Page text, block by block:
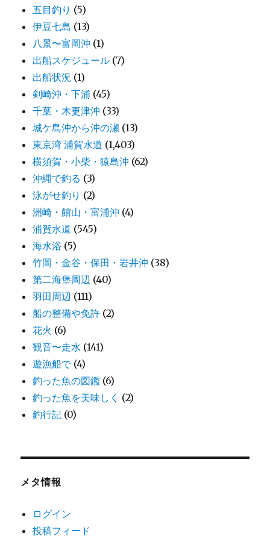
五目釣り (5)
伊豆七島 (13)
八景〜富岡沖 (1)
出船スケジュール (7)
出船状況 (1)
剣崎沖・下浦 (45)
千葉・木更津沖 (33)
城ケ島沖から沖の瀬 (13)
東京湾 浦賀水道 (1,403)
横須賀・小柴・猿島沖 (62)
沖縄で釣る (3)
泳がせ釣り (2)
洲崎・館山・富浦沖 (4)
浦賀水道 (545)
海水浴 (5)
竹岡・金谷・保田・岩井沖 (38)
第二海堡周辺 (40)
羽田周辺 (111)
船の整備や免許 (2)
花火 (6)
観音〜走水 (141)
遊漁船で(4)
釣った魚の図鑑 (6)
釣った魚を美味しく (2)
釣行記 (0)
メタ情報
ログイン
投稿フィード